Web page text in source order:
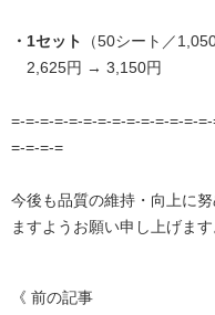
・1セット
（50シート／1,050
2,625円 → 3,150円
=-=-=-=-=-=-=-=-=-=-=-=-=-
=-=-=-=
今後も品質の維持・向上に
ますようお願い申し上げます
《 前の記事